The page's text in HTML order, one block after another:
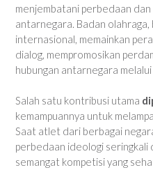
menjembatani perbedaan
antarnegara. Badan olahraga,
internasional, memainkan
dialog, mempromosikan
hubungan antarnegara
Salah satu kontribusi utama
kemampuannya untuk
Saat atlet dari berbagai
perbedaan ideologi seringkali
semangat kompetisi yang